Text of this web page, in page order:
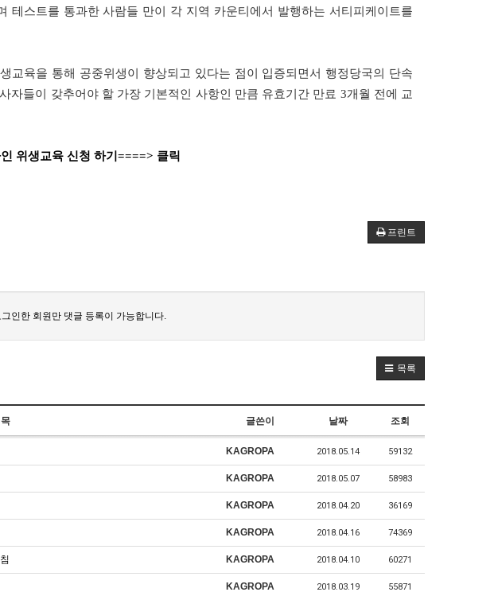
테스트를 통과한 사람들 만이 각 지역 카운티에서 발행하는 서티피케이트를
교육을 통해 공중위생이 향상되고 있다는 점이 입증되면서 행정당국의
단속
자들이 갖추어야 할 가장 기본적인 사항인 만큼 유효기간 만료 3개월 전에
교
위생교육 신청 하기====> 클릭
프린트
그인한 회원만 댓글 등록이 가능합니다.
목록
글쓴이 날짜 조회
KAGROPA 2018.05.14 59132
KAGROPA 2018.05.07 58983
KAGROPA 2018.04.20 36169
KAGROPA 2018.04.16 74369
KAGROPA 2018.04.10 60271
KAGROPA 2018.03.19 55871